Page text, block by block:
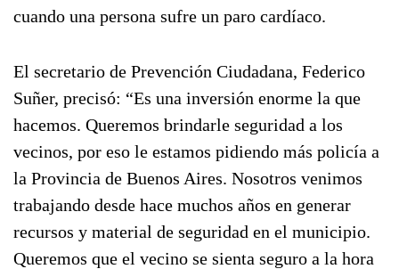
cuando una persona sufre un paro cardíaco.
El secretario de Prevención Ciudadana, Federico
Suñer, precisó: “Es una inversión enorme la que
hacemos. Queremos brindarle seguridad a los
vecinos, por eso le estamos pidiendo más policía a
la Provincia de Buenos Aires. Nosotros venimos
trabajando desde hace muchos años en generar
recursos y material de seguridad en el municipio.
Queremos que el vecino se sienta seguro a la hora